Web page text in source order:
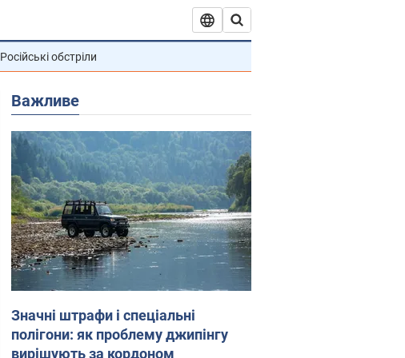
Російські обстріли
Важливе
Значні штрафи і спеціальні
полігони: як проблему джипінгу
вирішують за кордоном